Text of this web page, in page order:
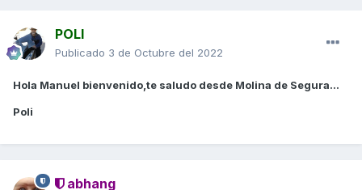
POLI
Publicado 3 de Octubre del 2022
Hola Manuel bienvenido,te saludo desde Molina de Segura...
Poli
abhang